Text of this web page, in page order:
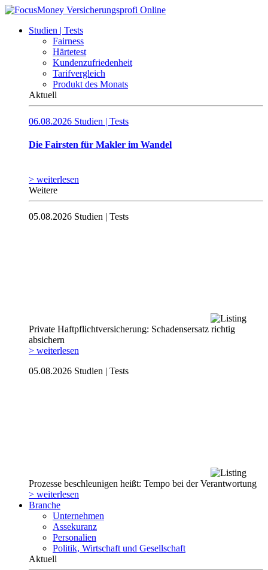
Studien | Tests
Fairness
Härtetest
Kundenzufriedenheit
Tarifvergleich
Produkt des Monats
Aktuell
06.08.2026 Studien | Tests
Die Fairsten für Makler im Wandel
> weiterlesen
Weitere
05.08.2026 Studien | Tests
Private Haftpflicht­versicherung: Schadensersatz richtig
absichern
> weiterlesen
05.08.2026 Studien | Tests
Prozesse beschleunigen heißt: Tempo bei der Verantwortung
> weiterlesen
Branche
Unternehmen
Assekuranz
Personalien
Politik, Wirtschaft und Gesellschaft
Aktuell